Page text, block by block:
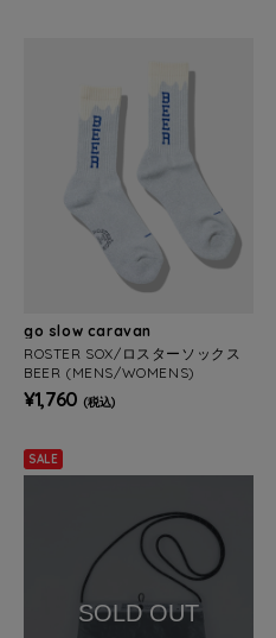
go slow caravan
ROSTER SOX/ロスターソックス
BEER (MENS/WOMENS)
¥1,760 (税込)
SALE
SOLD OUT